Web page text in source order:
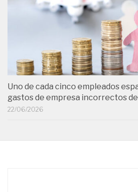
Uno de cada cinco empleados
gastos de empresa incorrectos
22/06/2026